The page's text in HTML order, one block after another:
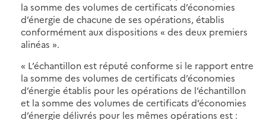
la somme des volumes de certificats d’économies
d’énergie de chacune de ses opérations, établis
conformément aux dispositions « des deux premiers
alinéas ».
« L’échantillon est réputé conforme si le rapport entre
la somme des volumes de certificats d’économies
d’énergie établis pour les opérations de l’échantillon
et la somme des volumes de certificats d’économies
d’énergie délivrés pour les mêmes opérations est :